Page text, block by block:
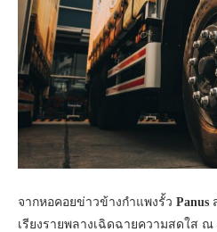
จากหอคอยข่าวข้างกำแพงรั้ว Panus
เรียงรายพลางเฉิดฉายความสดใส